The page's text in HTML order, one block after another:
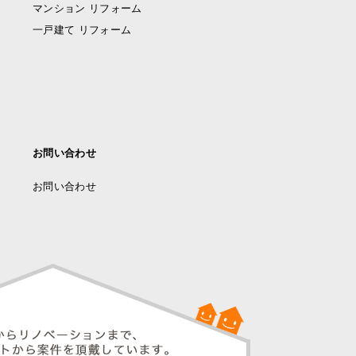
マンション リフォーム
一戸建て リフォーム
お問い合わせ
お問い合わせ